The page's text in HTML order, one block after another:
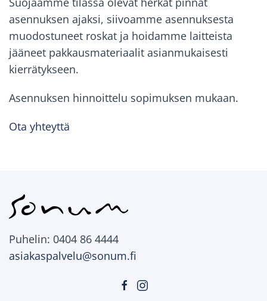
asennuksen ajaksi, siivoamme asennuksesta
muodostuneet roskat ja hoidamme laitteista
jääneet pakkausmateriaalit asianmukaisesti
kierrätykseen.
Asennuksen hinnoittelu sopimuksen mukaan.
Ota yhteyttä
Puhelin: 0404 86 4444
asiakaspalvelu@sonum.fi